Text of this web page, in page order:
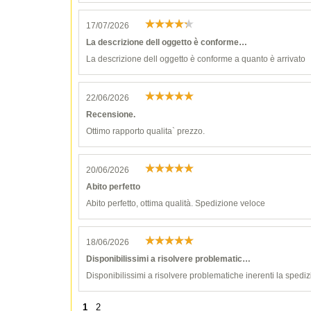
17/07/2026
La descrizione dell oggetto è conforme…
La descrizione dell oggetto è conforme a quanto è arrivato
22/06/2026
Recensione.
Ottimo rapporto qualita` prezzo.
20/06/2026
Abito perfetto
Abito perfetto, ottima qualità. Spedizione veloce
18/06/2026
Disponibilissimi a risolvere problematic…
Disponibilissimi a risolvere problematiche inerenti la
1 2